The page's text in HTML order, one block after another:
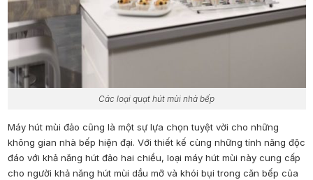
Các loại quạt hút mùi nhà bếp
Máy hút mùi đảo cũng là một sự lựa chọn tuyệt vời cho những
không gian nhà bếp hiện đại. Với thiết kế cùng những tính năng độc
đáo với khả năng hút đảo hai chiều, loại máy hút mùi này cung cấp
cho người khả năng hút mùi dầu mỡ và khói bụi trong căn bếp của